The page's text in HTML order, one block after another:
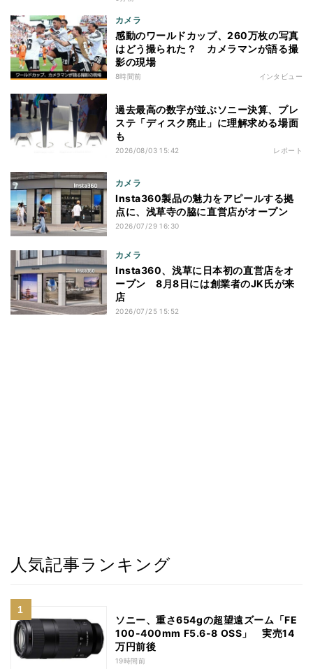
カメラ
感動のワールドカップ、260万枚の写真
はどう撮られた？ カメラマンが語る撮
影の現場
8時間前 インタビュー
過去最高の数字が並ぶソニー決算、プレ
ステ「ディスク廃止」に理解求める場面
も
2026/08/03 15:42 レポート
カメラ
Insta360製品の魅力をアピールする拠
点に、浅草寺の脇に直営店がオープン
2026/07/29 16:30
カメラ
Insta360、浅草に日本初の直営店をオ
ープン 8月8日には創業者のJK氏が来
店
2026/07/25 15:52
人気記事ランキング
ソニー、重さ654gの超望遠ズーム「FE
100-400mm F5.6-8 OSS」 実売14
万円前後
19時間前